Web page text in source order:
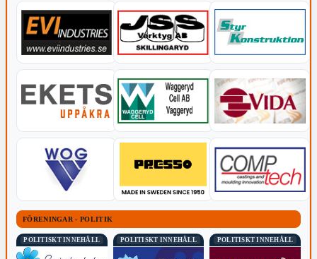
FÖRENINGAR - POLITIK
POLITISKT INNEHÅLL POLITISKT INNEHÅLL POLITISKT INNEHÅLL